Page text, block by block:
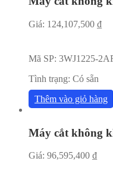
Giá: 124,107,500 ₫
Mã SP: 3WJ1225-
Tình trạng: Có sẵn
Thêm vào giỏ hàng
Máy cắt không
Giá: 96,595,400 ₫